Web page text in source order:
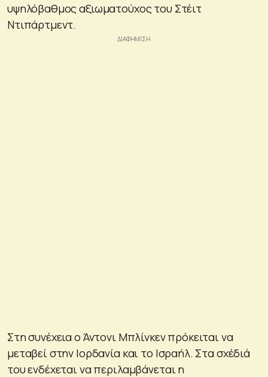
υψηλόβαθμος αξιωματούχος του Στέιτ
Ντιπάρτμεντ.
Στη συνέχεια ο Άντονι Μπλίνκεν πρόκειται να
μεταβεί στην Ιορδανία και το Ισραήλ. Στα σχέδιά
του ενδέχεται να περιλαμβάνεται η